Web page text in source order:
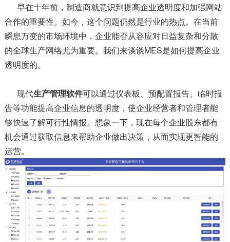
早在十年前，制造商就意识到提高企业透明度和加强网站
合作的重要性。如今，这个问题仍然是行业的热点。在当前
瞬息万变的市场环境中，企业能否从容应对日益复杂和分散
的全球生产网络尤为重要。我们来谈谈MES是如何提高企业
透明度的。
现代生产管理软件可以通过仪表板、预配置报告、临时报
告等功能提高企业信息的透明度，使企业经营者和管理者能
够快速了解可行性情报。想象一下，现在每个企业股东都有
机会通过获取信息来帮助企业做出决策，从而实现更智能的
运营。